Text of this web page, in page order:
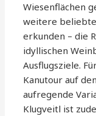
Wiesenflächen
weitere
erkunden – die
idyllischen
Ausflugsziele.
Kanutour auf
aufregende
Klugveitl ist